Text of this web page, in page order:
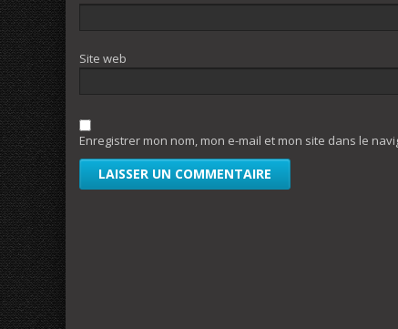
Site web
Enregistrer mon nom, mon e-mail et mon site dans le